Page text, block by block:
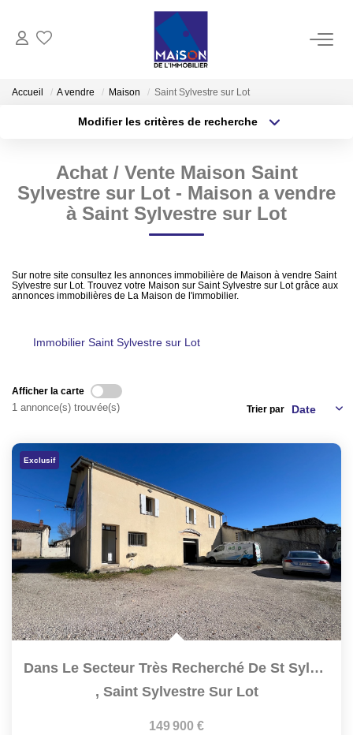
LOCATION
GESTION
ESTIMATION
Estimation En Ligne Gratuite
EXTRANET PROPRIÉTAIRE
EN
Accueil A vendre Maison Saint Sylvestre sur Lot
Modifier les critères de recherche
Sélectionnez...
Type de bien
Surface min
Achat / Vente Maison Saint
Sylvestre sur Lot - Maison a vendre
à Saint Sylvestre sur Lot
Sur notre site consultez les annonces immobilière de Maison à vendre Saint
Sylvestre sur Lot. Trouvez votre Maison sur Saint Sylvestre sur Lot grâce aux
annonces immobilières de La Maison de l'immobilier.
Immobilier Saint Sylvestre sur Lot
Afficher la carte
1 annonce(s) trouvée(s) Trier par
Exclusif
Dans Le Secteur Très Recherché De St Sylvestre Sur Lot...
, Saint Sylvestre Sur Lot
149 900 €